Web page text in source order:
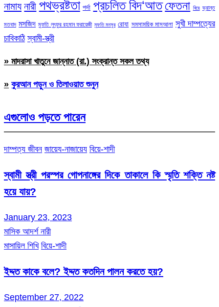
নামায নারী পথভ্রষ্টতা পর্দা প্রচলিত বিদ‘আত ফেতনা বিয়ে ভ্রান্ত
মতবাদ মসজিদ মুফতি লুৎফুর রহমান ফরায়েজী মুফতি মনসুর রোযা সমসাময়িক মাসআলা সুখী দাম্পত্যের
চাবিকাঠি স্বামী-স্ত্রী
» মাদরাসা খাতুনে জান্নাত (রা.) সংক্রান্ত সকল তথ্য
» কুরআন পড়ুন ও তিলাওয়াত শুনুন
এগুলোও পড়তে পারেন
দাম্পত্য জীবন জায়েয-নাজায়েয বিয়ে-শাদী
স্বামী স্ত্রী পরস্পর গোপনাঙ্গের দিকে তাকালে কি স্মৃতি শক্তি নষ্ট
হয়ে যায়?
January 23, 2023
মাসিক আদর্শ নারী
মাসায়িল শিখি বিয়ে-শাদী
ইদ্দত কাকে বলে? ইদ্দত কতদিন পালন করতে হয়?
September 27, 2022